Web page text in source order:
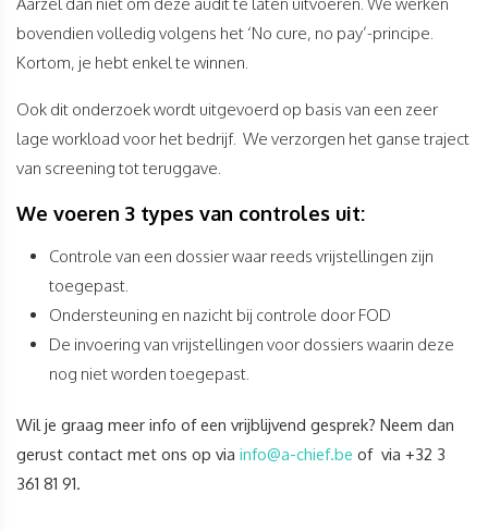
Aarzel dan niet om deze audit te laten uitvoeren. We werken
bovendien volledig volgens het ‘No cure, no pay’-principe.
Kortom, je hebt enkel te winnen.
Ook dit onderzoek wordt uitgevoerd op basis van een zeer
lage workload voor het bedrijf. We verzorgen het ganse traject
van screening tot teruggave.
We voeren 3 types van controles uit:
Controle van een dossier waar reeds vrijstellingen zijn
toegepast.
Ondersteuning en nazicht bij controle door FOD
De invoering van vrijstellingen voor dossiers waarin deze
nog niet worden toegepast.
Wil je graag meer info of een vrijblijvend gesprek? Neem dan
gerust contact met ons op via info@a-chief.be of via +32 3
361 81 91.